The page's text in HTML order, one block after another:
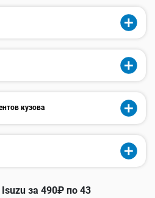
кузова
за 490₽ по 43